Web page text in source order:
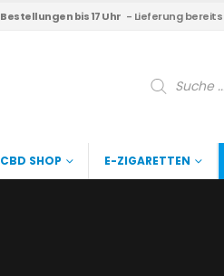
Bestellungen bis 17 Uhr - Lieferung
Products
search
CBD SHOP E-ZIGARETTEN